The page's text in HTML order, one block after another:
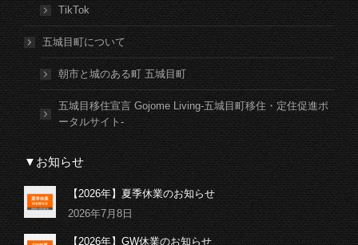
TikTok
五城目町について
朝市と城のある町 五城目町
五城目移住宣言 Gojome Living-五城目町移住・定住促進ポ
ータルサイト-
▼お知らせ
【2026年】夏季休業のお知らせ
2026年7月8日
【2026年】GW休業のお知らせ